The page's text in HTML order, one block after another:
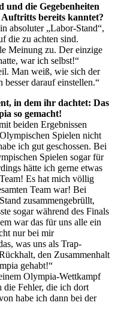
und die Gegebenheiten
bereits kanntet?
absoluter „Labor-Stand“,
die zu achten sind.
Meinung zu. Der einzige
war ich selbst!“
Man weiß, wie sich der
besser darauf einstellen.“
in dem ihr dachtet: Das
so gemacht!
beiden Ergebnissen
Spielen nicht
ich gut geschossen. Bei
Spielen sogar für
hätte ich gerne etwas
Es hat mich völlig
Team war! Bei
zusammengebrüllt,
sogar während des Finals
war das für uns alle ein
nur bei mir
was uns als Trap-
den Zusammenhalt
gehabt!“
Olympia-Wettkampf
die Fehler, die ich dort
habe ich dann bei der